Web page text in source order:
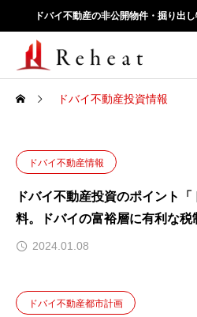
ドバイ不動産の非公開物件・掘り出
ドバイ不動産投資情報
ドバイ不動産情報
ドバイ不動産投資のポイント
料。ドバイの富裕層に有利な税
2024.01.08
ドバイ不動産都市計画